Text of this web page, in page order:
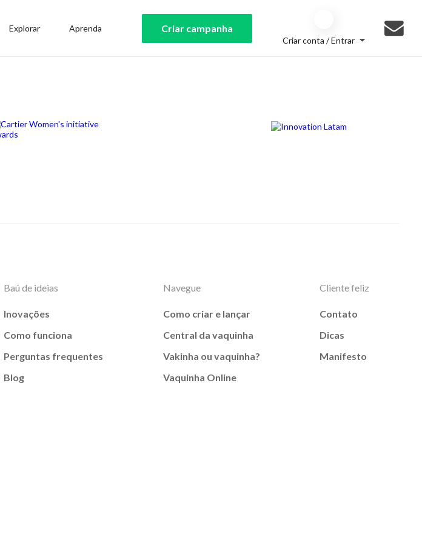
Explorar Aprenda Criar campanha
Criar conta / Entrar
Baú de ideias
Inovações
Como funciona
Perguntas frequentes
Blog
Navegue
Como criar e lançar
Central da vaquinha
Vakinha ou vaquinha?
Vaquinha Online
Cliente feliz
Contato
Dicas
Manifesto